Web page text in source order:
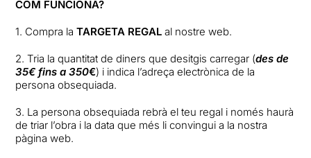
COM FUNCIONA?
1️. Compra laTARGETA REGAL al nostre web.
2️. Tria la quantitat de diners que desitgis carregar (des de
35€ fins a 350€) i indica l’adreça electrònica de la
persona obsequiada.
3️. La persona obsequiada rebrà el teu regal i només haurà
de triar l’obra i la data que més li convingui a la nostra
pàgina web.